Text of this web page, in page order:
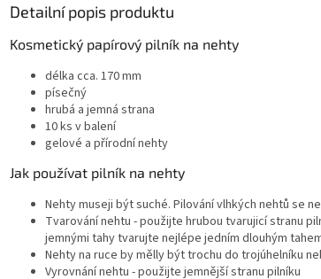
Detailní popis produktu
Kosmetický papírový pilník na nehty
délka cca. 170 mm
písečný
hrubá a jemná strana
10 ks v balení
gelové a přírodní nehty
Jak používat pilník na nehty
Nehty museji být suché. Pilování vlhkých nehtů se
Tvarování nehtu - použijte hrubou tvarujicí stranu
jemnými tahy tvarujte nejlépe jedním dlouhým
Nehty na ruce by mělly být trochu do trojúhelníku
Vyrovnání nehtu - použijte jemnější stranu pilníku